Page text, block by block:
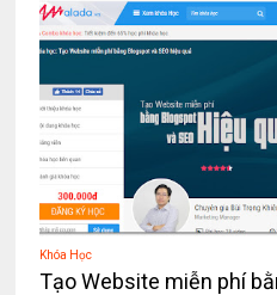
Khóa Học
Tạo Website miễn phí